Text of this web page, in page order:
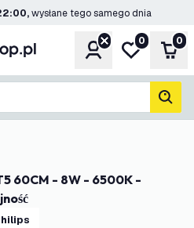
wysłane tego samego dnia
KontoMoja lista
0 0
Philips